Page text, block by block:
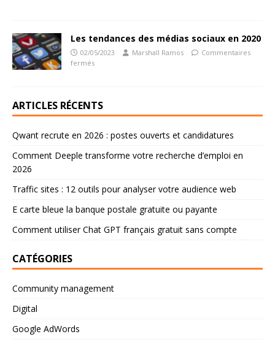
Les tendances des médias sociaux en 2020
02/05/2023 Marshall Ramos
Commentaires
fermés
ARTICLES RÉCENTS
Qwant recrute en 2026 : postes ouverts et candidatures
Comment Deeple transforme votre recherche d’emploi en
2026
Traffic sites : 12 outils pour analyser votre audience web
E carte bleue la banque postale gratuite ou payante
Comment utiliser Chat GPT français gratuit sans compte
CATÉGORIES
Community management
Digital
Google AdWords